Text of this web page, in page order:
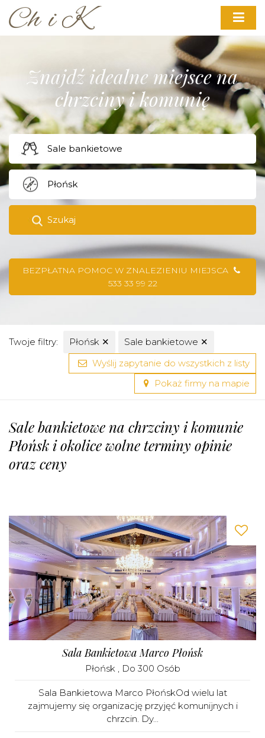
Znajdź idealne miejsce na
chrzciny i komunię
Szukaj
BEZPŁATNA POMOC W ZNALEZIENIU MIEJSCA
533 33 99 22
Twoje filtry: Płońsk ✕ Sale bankietowe ✕
Wyślij zapytanie do wszystkich z listy
Pokaż firmy na mapie
Sale bankietowe na chrzciny i komunie
Płońsk i okolice wolne terminy opinie
oraz ceny
Sala Bankietowa Marco Płońsk
Płońsk , Do 300 Osób
Sala Bankietowa Marco PłońskOd wielu lat
zajmujemy się organizację przyjęć komunijnych i
chrzcin. Dy...